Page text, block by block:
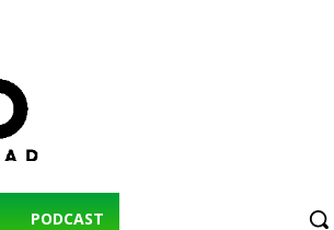
PODCAST